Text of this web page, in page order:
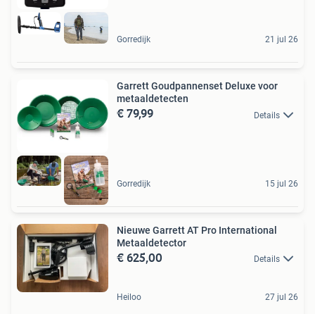
Gorredijk 21 jul 26
Garrett Goudpannenset Deluxe voor
metaaldetecten
€ 79,99 Details
Gorredijk 15 jul 26
Nieuwe Garrett AT Pro International
Metaaldetector
€ 625,00 Details
Heiloo 27 jul 26